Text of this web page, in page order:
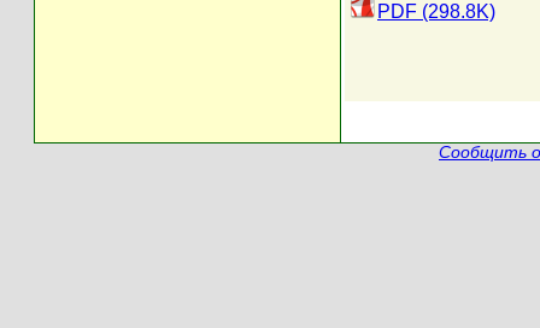
PDF (298.8K)
Сообщить о